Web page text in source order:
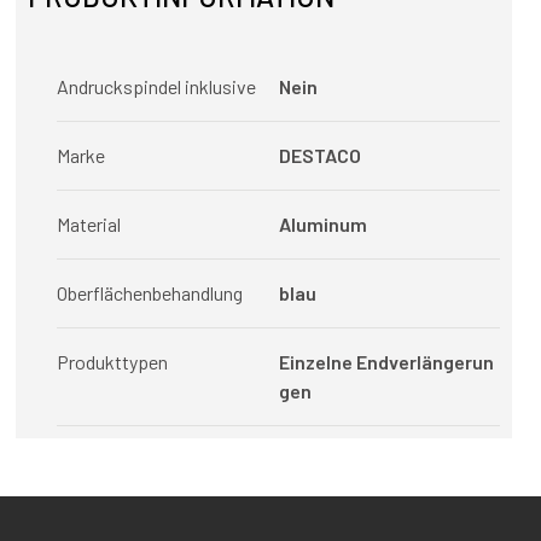
Andruckspindel inklusive Nein
Marke DESTACO
Material Aluminum
Oberflächenbehandlung blau
Produkttypen
Einzelne Endverlängerun
gen